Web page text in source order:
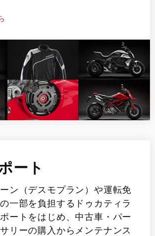
ート
ン（デスモプラン）や運転免
一部を負担するドゥカティラ
ートをはじめ、中古車・パー
リーの購入からメンテナンス